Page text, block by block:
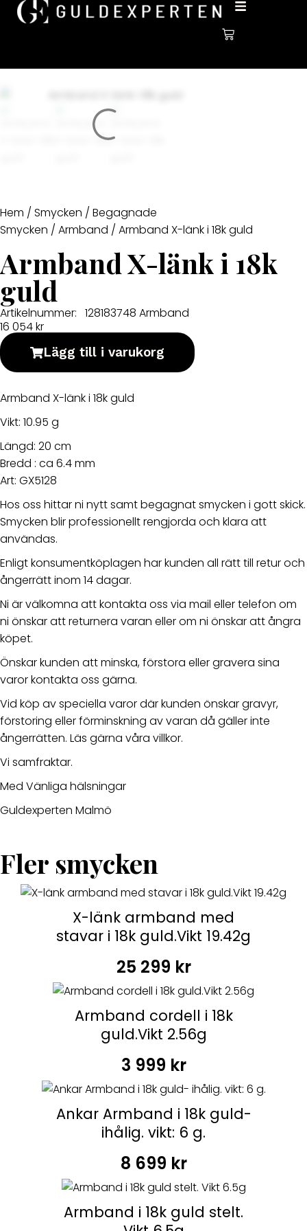
Hem / Smycken / Begagnade
Smycken / Armband / Armband X-länk i 18k guld
Armband X-länk i 18k
guld
Artikelnummer: 128183748 Armband
16 054kr
Lägg till i varukorg
Armband X-länk i 18k guld
Vikt: 10.95 g
Längd: 20 cm
Bredd : ca 6.4 mm
Art: GX5128
Hos oss hittar ni nytt samt begagnat smycken i gott skick.
Smycken blir professionellt rengjorda och klara att
användas.
Enligt konsumentköplagen har kunden all rätt till retur och
ångerrätt inom 14 dagar.
Ni är välkomna att kontakta oss via mail eller telefon om
ni önskar att returnera varan eller om ni önskar att ångra
köpet.
Önskar kunden att minska, förstora eller gravera sina
varor kontakta oss gärna.
Vid köp av speciella varor där kunden önskar gravyr,
förstoring eller förminskning av varan då gäller inte
ångerrätten. Läs gärna våra villkor.
Vi samfraktar.
Med Vänliga hälsningar
Guldexperten Malmö
Fler smycken
X-länk armband med
stavar i 18k guld.Vikt 19.42g
25 299 kr
Armband cordell i 18k
guld.Vikt 2.56g
3 999 kr
Ankar Armband i 18k guld-
ihålig. vikt: 6 g.
8 699 kr
Armband i 18k guld stelt.